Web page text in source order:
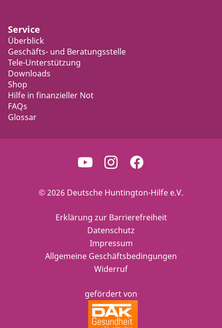
Service
Überblick
Geschäfts- und Beratungsstelle
Tele-Unterstützung
Downloads
Shop
Hilfe in finanzieller Not
FAQs
Glossar
© 2026 Deutsche Huntington-Hilfe e.V.
gefördert von
Erklärung zur Barrierefreiheit
Datenschutz
Impressum
Allgemeine Geschäftsbedingungen
Widerruf